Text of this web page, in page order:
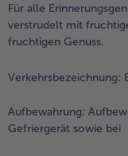
Für alle
verstrudelt mit
fruchtigen Genuss.
Verkehrsbezeichnung:
Aufbewahrung:
Gefriergerät sowie bei